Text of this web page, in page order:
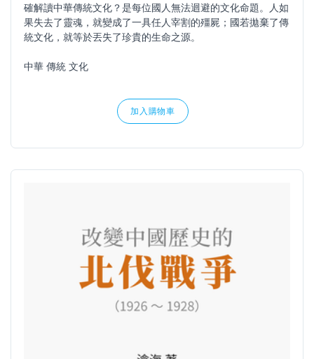
確解讀中華傳統文化？是每位國人無法迴避的文化命題。人如
果失去了靈魂，就變成了一具任人宰割的殭屍；國若拋棄了傳
統文化，就等於丟失了珍貴的生命之源。
中華 傳統 文化
加入購物車